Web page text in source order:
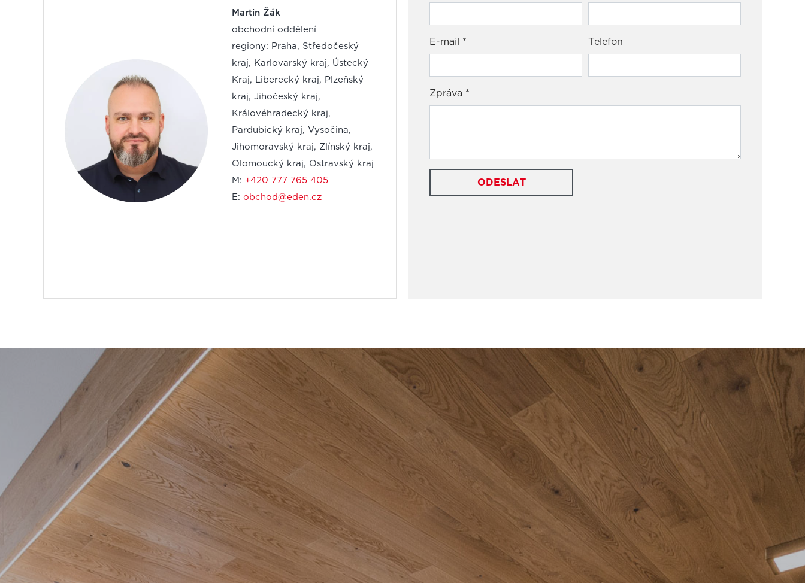
Martin Žák
obchodní oddělení
regiony: Praha, Středočeský
kraj, Karlovarský kraj, Ústecký
Kraj, Liberecký kraj, Plzeňský
kraj, Jihočeský kraj,
Královéhradecký kraj,
Pardubický kraj, Vysočina,
Jihomoravský kraj, Zlínský kraj,
Olomoucký kraj, Ostravský kraj
M: +420 777 765 405
E: obchod@eden.cz
E-mail * Telefon
Zpráva *
ODESLAT